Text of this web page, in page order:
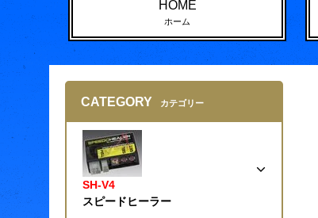
HOME
ホーム
CATEGORY カテゴリー
SH-V4
スピードヒーラー